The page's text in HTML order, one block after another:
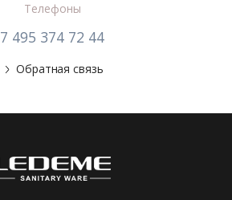
Телефоны
7 495 374 72 44
Обратная связь